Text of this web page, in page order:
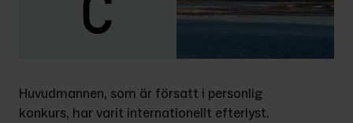
Huvudmannen, som är försatt i personlig
konkurs, har varit internationellt efterlyst.